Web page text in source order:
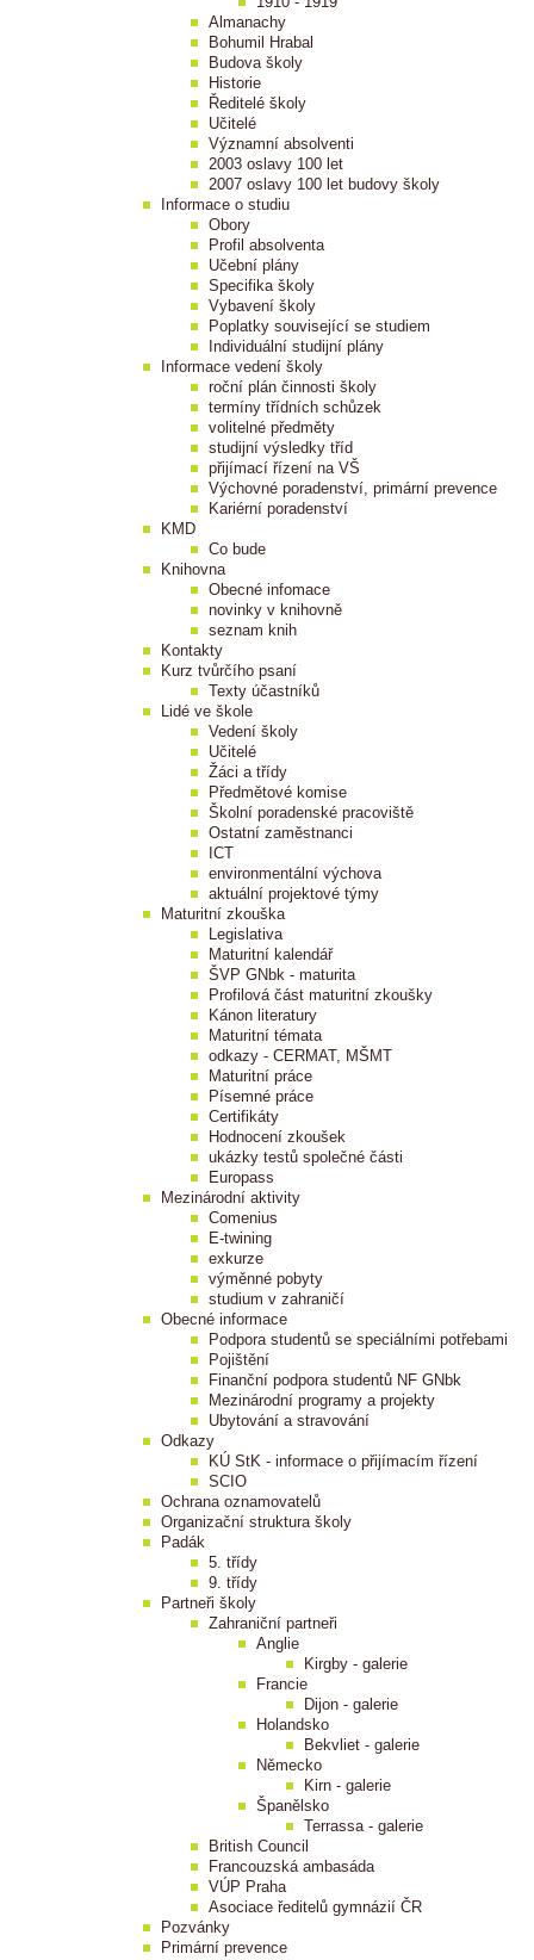
Almanachy
Bohumil Hrabal
Budova školy
Historie
Ředitelé školy
Učitelé
Významní absolventi
2003 oslavy 100 let
2007 oslavy 100 let budovy školy
Informace o studiu
Obory
Profil absolventa
Učební plány
Specifika školy
Vybavení školy
Poplatky související se studiem
Individuální studijní plány
Informace vedení školy
roční plán činnosti školy
termíny třídních schůzek
volitelné předměty
studijní výsledky tříd
přijímací řízení na VŠ
Výchovné poradenství, primární prevence
Kariérní poradenství
KMD
Co bude
Knihovna
Obecné infomace
novinky v knihovně
seznam knih
Kontakty
Kurz tvůrčího psaní
Texty účastníků
Lidé ve škole
Vedení školy
Učitelé
Žáci a třídy
Předmětové komise
Školní poradenské pracoviště
Ostatní zaměstnanci
ICT
environmentální výchova
aktuální projektové týmy
Maturitní zkouška
Legislativa
Maturitní kalendář
ŠVP GNbk - maturita
Profilová část maturitní zkoušky
Kánon literatury
Maturitní témata
odkazy - CERMAT, MŠMT
Maturitní práce
Písemné práce
Certifikáty
Hodnocení zkoušek
ukázky testů společné části
Europass
Mezinárodní aktivity
Comenius
E-twining
exkurze
výměnné pobyty
studium v zahraničí
Obecné informace
Podpora studentů se speciálními potřebami
Pojištění
Finanční podpora studentů NF GNbk
Mezinárodní programy a projekty
Ubytování a stravování
Odkazy
KÚ StK - informace o přijímacím řízení
SCIO
Ochrana oznamovatelů
Organizační struktura školy
Padák
5. třídy
9. třídy
Partneři školy
Zahraniční partneři
Anglie
Kirgby - galerie
Francie
Dijon - galerie
Holandsko
Bekvliet - galerie
Německo
Kirn - galerie
Španělsko
Terrassa - galerie
British Council
Francouzská ambasáda
VÚP Praha
Asociace ředitelů gymnázií ČR
Pozvánky
Primární prevence